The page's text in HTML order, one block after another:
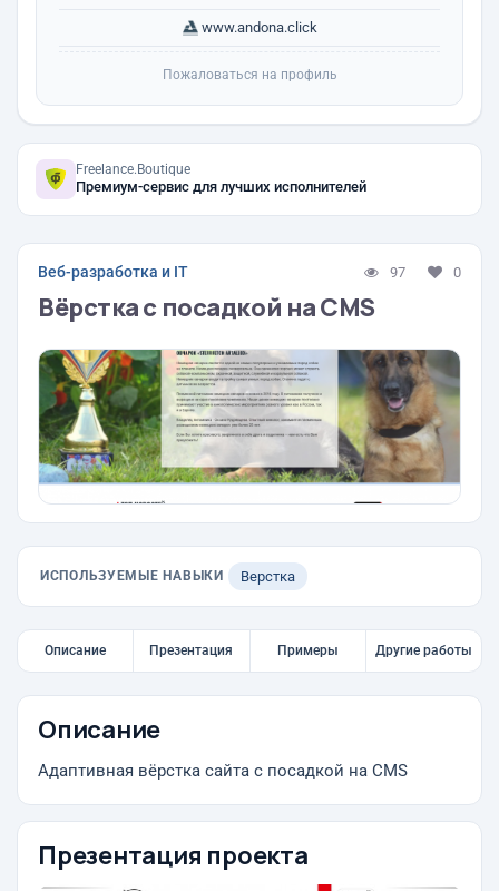
www.andona.click
Пожаловаться на профиль
Freelance.Boutique
Премиум-сервис для лучших исполнителей
Веб-разработка и IT 97 0
Вёрстка с посадкой на CMS
ИСПОЛЬЗУЕМЫЕ НАВЫКИ Верстка
Описание Презентация Примеры Другие работы
Описание
Адаптивная вёрстка сайта с посадкой на CMS
Презентация проекта